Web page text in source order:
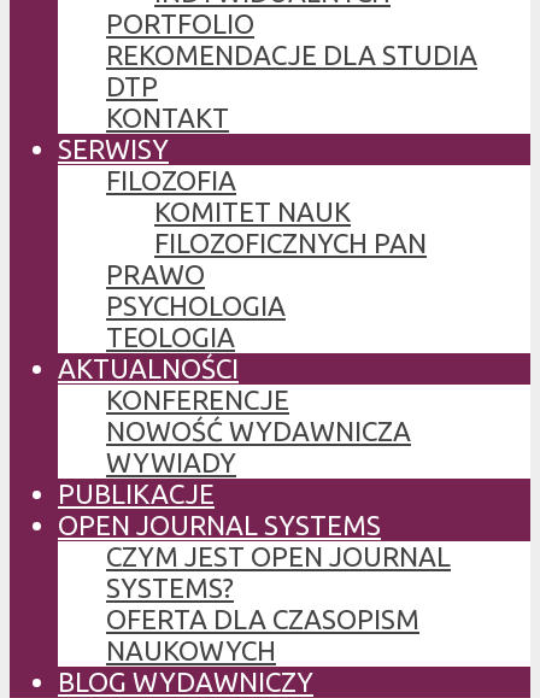
PORTFOLIO
REKOMENDACJE DLA STUDIA
DTP
KONTAKT
SERWISY
FILOZOFIA
KOMITET NAUK
FILOZOFICZNYCH PAN
PRAWO
PSYCHOLOGIA
TEOLOGIA
AKTUALNOŚCI
KONFERENCJE
NOWOŚĆ WYDAWNICZA
WYWIADY
PUBLIKACJE
OPEN JOURNAL SYSTEMS
CZYM JEST OPEN JOURNAL
SYSTEMS?
OFERTA DLA CZASOPISM
NAUKOWYCH
BLOG WYDAWNICZY